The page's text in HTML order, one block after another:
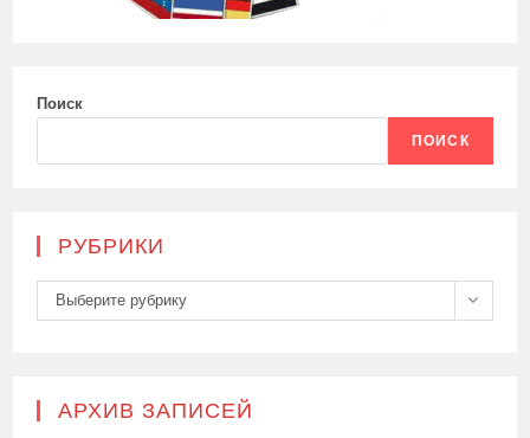
Поиск
ПОИСК
РУБРИКИ
Рубрики
Выберите рубрику
АРХИВ ЗАПИСЕЙ